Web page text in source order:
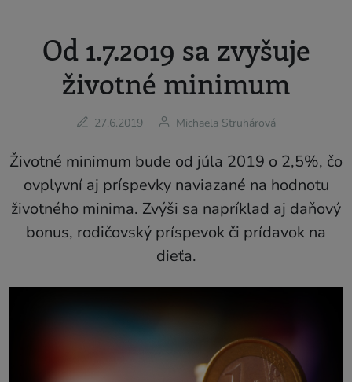
Od 1.7.2019 sa zvyšuje
životné minimum
27.6.2019 Michaela Struhárová
Životné minimum bude od júla 2019 o 2,5%, čo
ovplyvní aj príspevky naviazané na hodnotu
životného minima. Zvýši sa napríklad aj daňový
bonus, rodičovský príspevok či prídavok na
dieťa.